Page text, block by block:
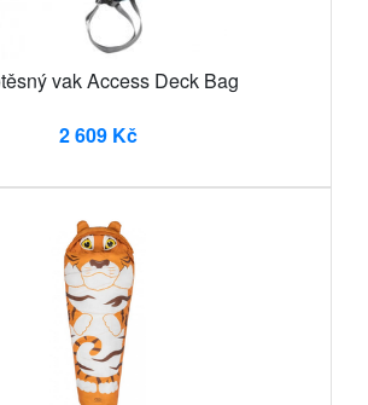
vak Access Deck Bag
2 609 Kč